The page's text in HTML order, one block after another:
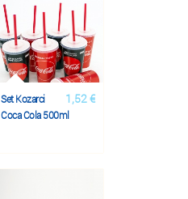
1,52 €
Set Kozarci
Coca Cola 500ml